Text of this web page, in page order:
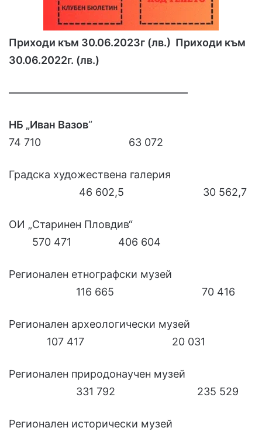
Приходи към 30.06.2023г (лв.) Приходи към
30.06.2022г. (лв.)
––––––––––––––––––––––––––––––––––
НБ „Иван Вазов“
74 710 63 072
Градска художествена галерия
46 602,5 30 562,7
ОИ „Старинен Пловдив“
570 471 406 604
Регионален етнографски музей
116 665 70 416
Регионален археологически музей
107 417 20 031
Регионален природонаучен музей
331 792 235 529
Регионален исторически музей